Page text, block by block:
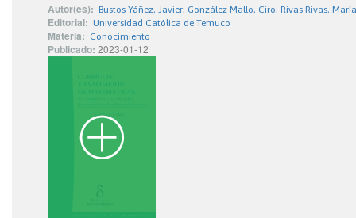
Autor(es): Bustos Yáñez, Javier; González Mallo, Ciro; Rivas Rivas,
Editorial: Universidad Católica de Temuco
Materia: Conocimiento
Publicado: 2023-01-12